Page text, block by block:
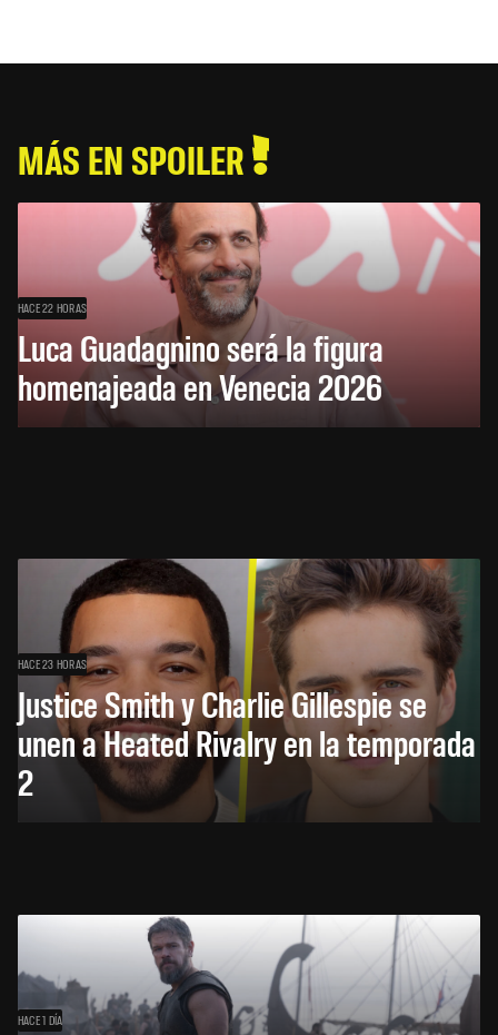
MÁS EN SPOILER
HACE 22 HORAS
Luca Guadagnino será la figura
homenajeada en Venecia 2026
HACE 23 HORAS
Justice Smith y Charlie Gillespie se
unen a Heated Rivalry en la temporada
2
HACE 1 DÍA